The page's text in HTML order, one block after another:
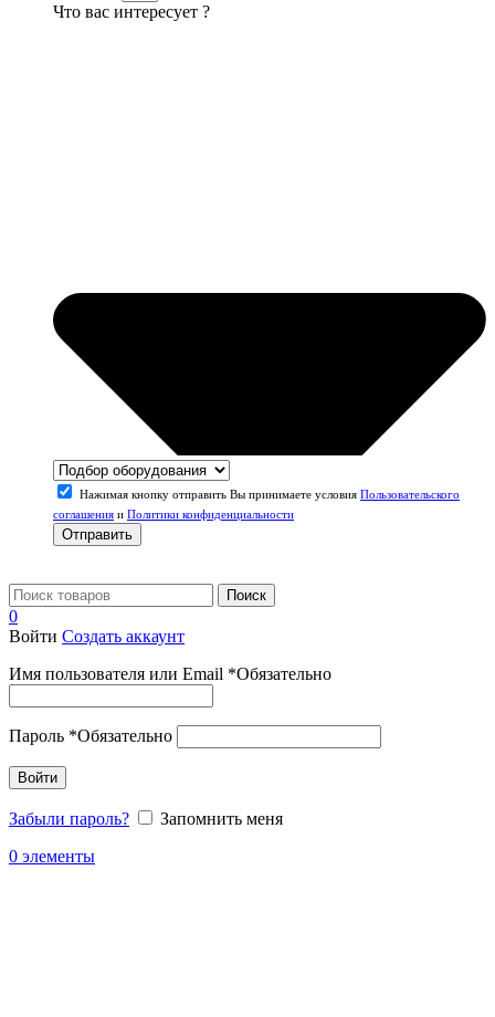
Что вас интересует ?
Нажимая кнопку отправить Вы принимаете условия Пользовательского
соглашения и Политики конфиденциальности
Отправить
Поиск
0
Войти Создать аккаунт
Имя пользователя или Email *Обязательно
Пароль *Обязательно
Войти
Забыли пароль?
Запомнить меня
0 элементы